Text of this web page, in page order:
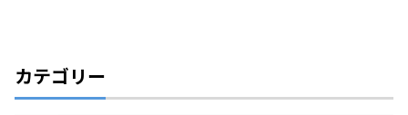
カテゴリー